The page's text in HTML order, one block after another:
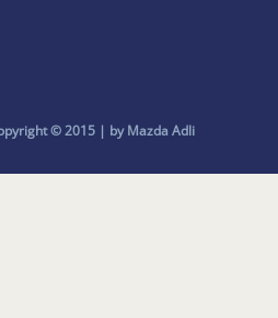
© 2015 | by Mazda Adli